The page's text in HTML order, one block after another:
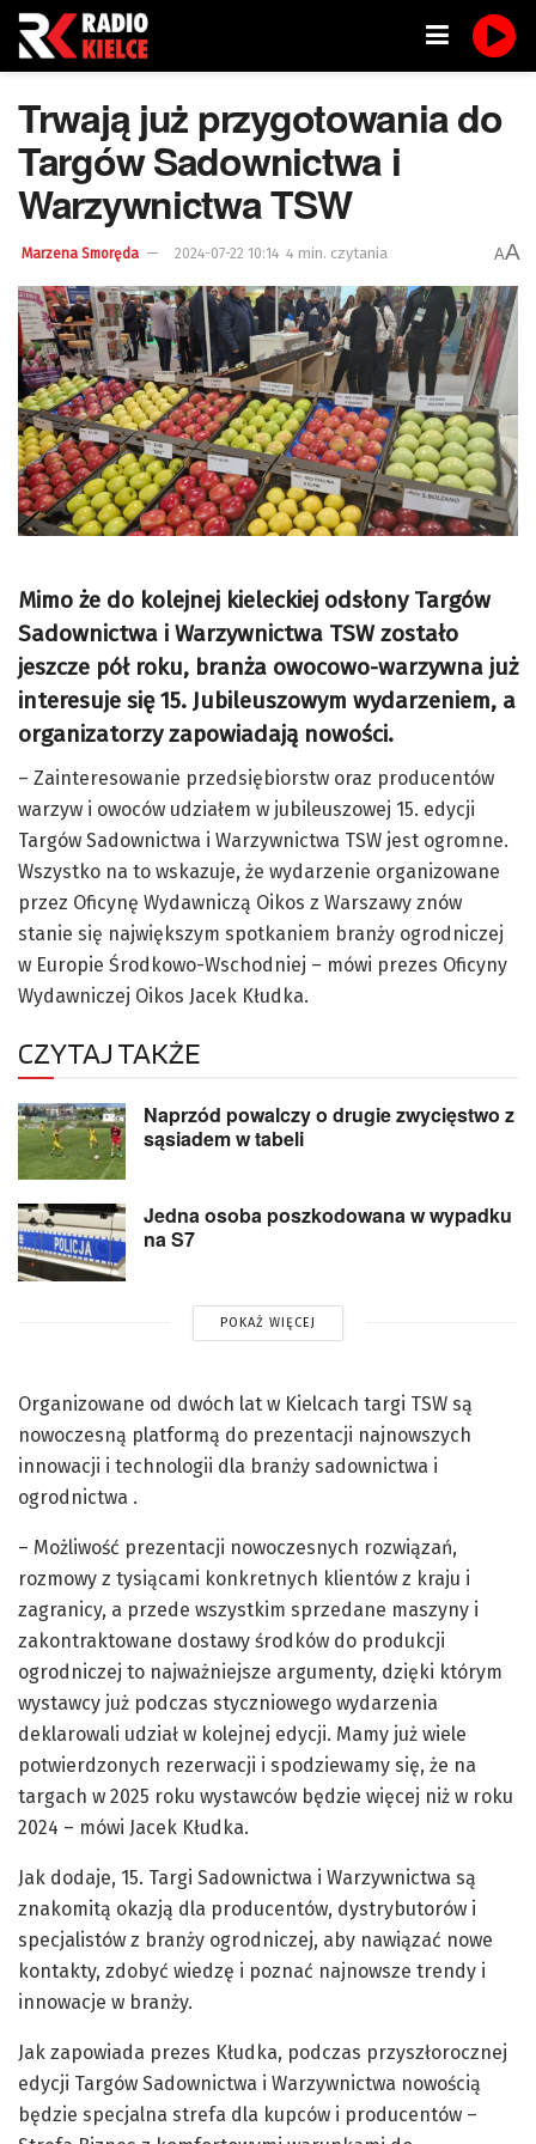
Trwają już przygotowania do
Targów Sadownictwa i
Warzywnictwa TSW
Marzena Smoręda 2024-07-22 10:14 4 min. czytania AA
Mimo że do kolejnej kieleckiej odsłony Targów
Sadownictwa i Warzywnictwa TSW zostało
jeszcze pół roku, branża owocowo-warzywna już
interesuje się 15. Jubileuszowym wydarzeniem, a
organizatorzy zapowiadają nowości.
– Zainteresowanie przedsiębiorstw oraz producentów
warzyw i owoców udziałem w jubileuszowej 15. edycji
Targów Sadownictwa i Warzywnictwa TSW jest ogromne.
Wszystko na to wskazuje, że wydarzenie organizowane
przez Oficynę Wydawniczą Oikos z Warszawy znów
stanie się największym spotkaniem branży ogrodniczej
w Europie Środkowo-Wschodniej – mówi prezes Oficyny
Wydawniczej Oikos Jacek Kłudka.
CZYTAJ TAKŻE
Naprzód powalczy o drugie zwycięstwo z
sąsiadem w tabeli
Jedna osoba poszkodowana w wypadku
na S7
POKAŻ WIĘCEJ
Organizowane od dwóch lat w Kielcach targi TSW są
nowoczesną platformą do prezentacji najnowszych
innowacji i technologii dla branży sadownictwa i
ogrodnictwa .
– Możliwość prezentacji nowoczesnych rozwiązań,
rozmowy z tysiącami konkretnych klientów z kraju i
zagranicy, a przede wszystkim sprzedane maszyny i
zakontraktowane dostawy środków do produkcji
ogrodniczej to najważniejsze argumenty, dzięki którym
wystawcy już podczas styczniowego wydarzenia
deklarowali udział w kolejnej edycji. Mamy już wiele
potwierdzonych rezerwacji i spodziewamy się, że na
targach w 2025 roku wystawców będzie więcej niż w roku
2024 – mówi Jacek Kłudka.
Jak dodaje, 15. Targi Sadownictwa i Warzywnictwa są
znakomitą okazją dla producentów, dystrybutorów i
specjalistów z branży ogrodniczej, aby nawiązać nowe
kontakty, zdobyć wiedzę i poznać najnowsze trendy i
innowacje w branży.
Jak zapowiada prezes Kłudka, podczas przyszłorocznej
edycji Targów Sadownictwa i Warzywnictwa nowością
będzie specjalna strefa dla kupców i producentów –